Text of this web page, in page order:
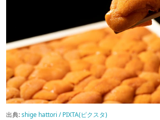
出典:shige hattori / PIXTA(ピクスタ)